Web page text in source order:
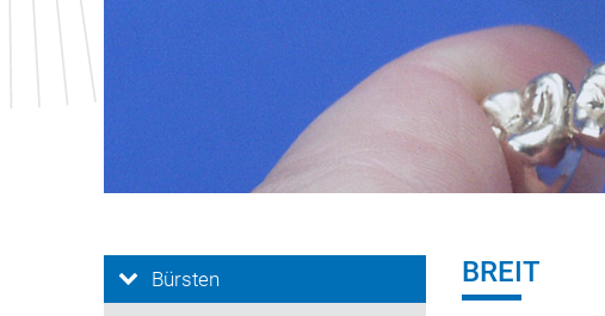
Bürsten BREIT